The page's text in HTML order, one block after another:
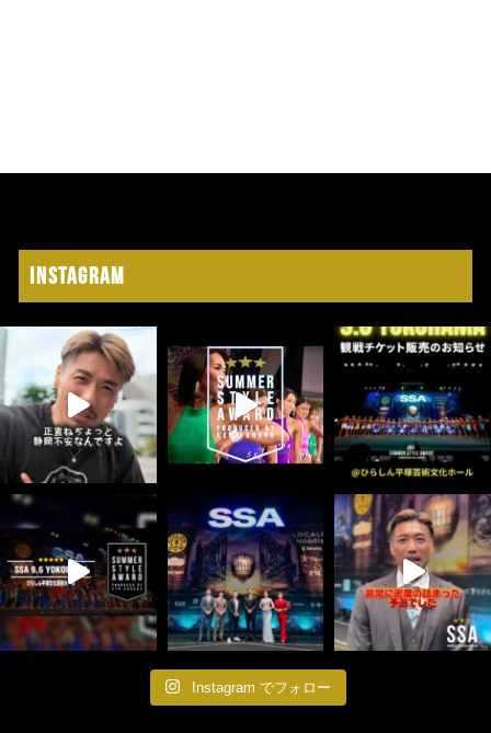
Instagram
Instagram でフォロー